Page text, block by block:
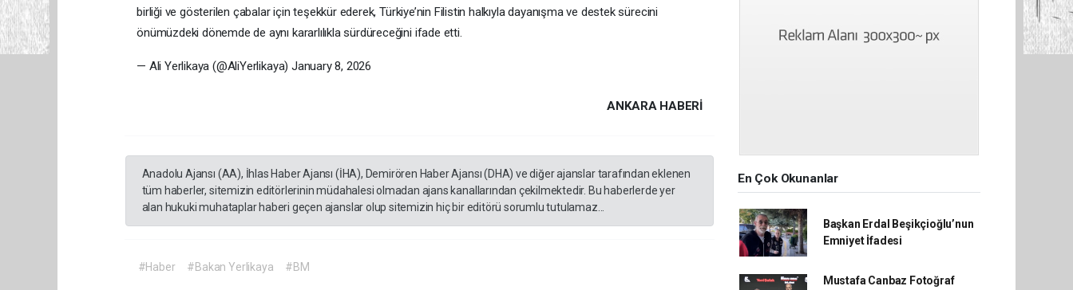
birliği ve gösterilen çabalar için teşekkür ederek, Türkiye’nin Filistin halkıyla dayanışma ve destek sürecini
önümüzdeki dönemde de aynı kararlılıkla sürdüreceğini ifade etti.
— Ali Yerlikaya (@AliYerlikaya) January 8, 2026
ANKARA HABERİ
Anadolu Ajansı (AA), İhlas Haber Ajansı (İHA), Demirören Haber Ajansı (DHA) ve diğer ajanslar tarafından eklenen
tüm haberler, sitemizin editörlerinin müdahalesi olmadan ajans kanallarından çekilmektedir. Bu haberlerde yer
alan hukuki muhataplar haberi geçen ajanslar olup sitemizin hiç bir editörü sorumlu tutulamaz...
#Haber #Bakan Yerlikaya #BM
En Çok Okunanlar
Başkan Erdal Beşikçioğlu’nun
Emniyet İfadesi
Mustafa Canbaz Fotoğraf